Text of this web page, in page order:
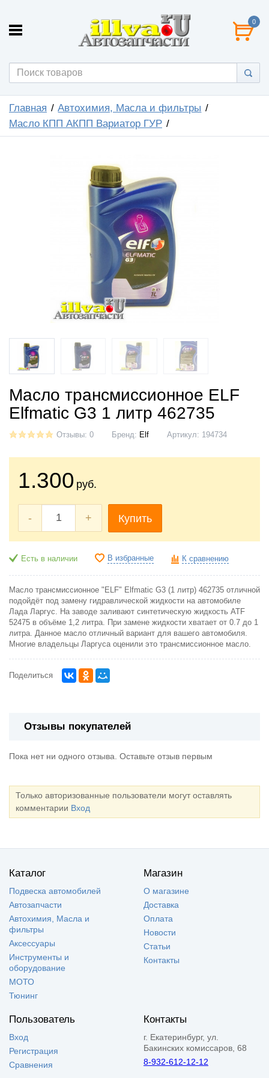
0
Главная
Автохимия, Масла и фильтры
Масло КПП АКПП Вариатор ГУР
Масло трансмиссионное ELF
Elfmatic G3 1 литр 462735
Отзывы: 0 Бренд: Elf Артикул: 194734
1.300 руб.
- + Купить
Есть в наличии В избранные К сравнению
Масло трансмиссионное "ELF" Elfmatic G3 (1 литр) 462735 отличной
подойдёт под замену гидравлической жидкости на автомобиле
Лада Ларгус. На заводе заливают синтетическую жидкость ATF
52475 в объёме 1,2 литра. При замене жидкости хватает от 0.7 до 1
литра. Данное масло отличный вариант для вашего автомобиля.
Многие владельцы Ларгуса оценили это трансмиссионное масло.
Поделиться
Отзывы покупателей
Пока нет ни одного отзыва. Оставьте отзыв первым
Только авторизованные пользователи могут оставлять
комментарии Вход
Каталог
Подвеска автомобилей
Автозапчасти
Автохимия, Масла и
фильтры
Аксессуары
Инструменты и
оборудование
МОТО
Тюнинг
Магазин
О магазине
Доставка
Оплата
Новости
Статьи
Контакты
Пользователь
Вход
Регистрация
Сравнения
Контакты
г. Екатеринбург, ул.
Бакинских комиссаров, 68
8-932-612-12-12